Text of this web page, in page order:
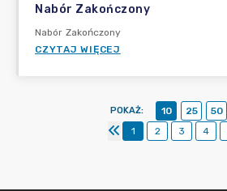
Nabór Zakończony
Nabór Zakończony
CZYTAJ WIĘCEJ
POKAŻ: 10 25 50
1
2 3 4